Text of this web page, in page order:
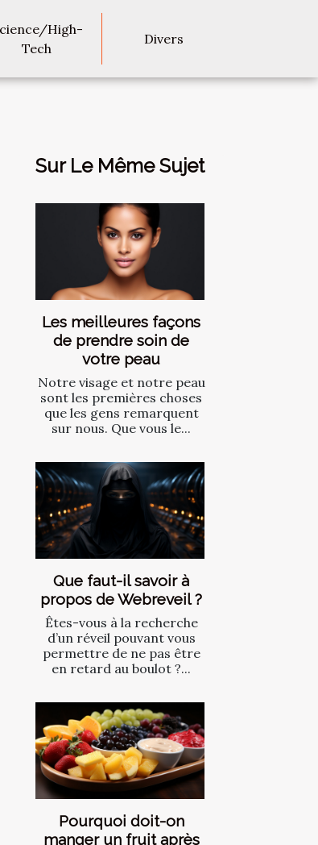
High-
Tech
Divers
Sur Le Même Sujet
Les meilleures façons
de prendre soin de
votre peau
Notre visage et notre peau
sont les premières choses
que les gens remarquent
sur nous. Que vous le...
Que faut-il savoir à
propos de Webreveil ?
Êtes-vous à la recherche
d’un réveil pouvant vous
permettre de ne pas être
en retard au boulot ?...
Pourquoi doit-on
manger un fruit après